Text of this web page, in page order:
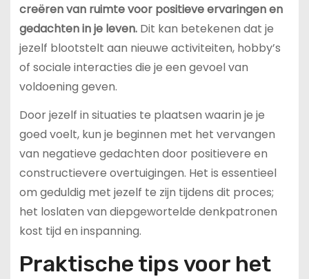
creëren van ruimte voor positieve ervaringen en
gedachten in je leven.Dit kan betekenen dat je
jezelf blootstelt aan nieuwe activiteiten, hobby’s
of sociale interacties die je een gevoel van
voldoening geven.
Door jezelf in situaties te plaatsen waarin je je
goed voelt, kun je beginnen met het vervangen
van negatieve gedachten door positievere en
constructievere overtuigingen. Het is essentieel
om geduldig met jezelf te zijn tijdens dit proces;
het loslaten van diepgewortelde denkpatronen
kost tijd en inspanning.
Praktische tips voor het